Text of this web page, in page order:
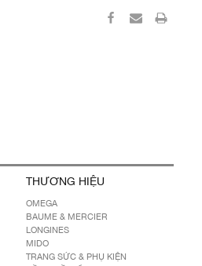
THƯƠNG HIỆU
OMEGA
BAUME & MERCIER
LONGINES
MIDO
TRANG SỨC & PHỤ KIỆN